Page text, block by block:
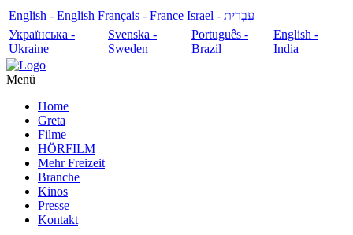
English - English Français - France
עִבְרִית - Israel
Українська -
Ukraine
Svenska -
Sweden
Português -
Brazil
English -
India
Menü
Home
Greta
Filme
HÖRFILM
Mehr Freizeit
Branche
Kinos
Presse
Kontakt